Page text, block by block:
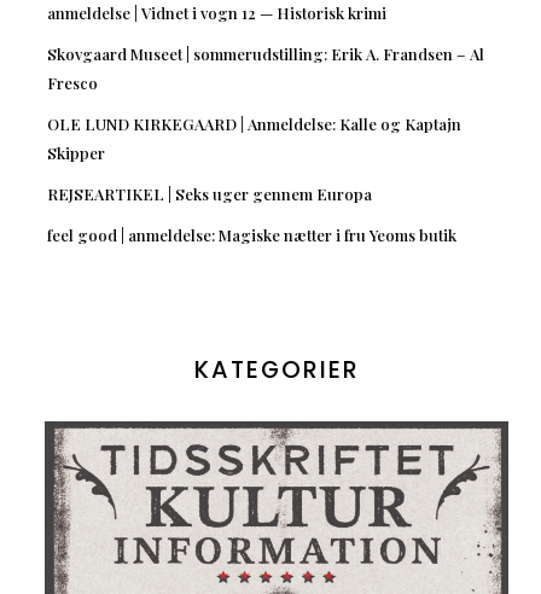
anmeldelse | Vidnet i vogn 12 — Historisk krimi
Skovgaard Museet | sommerudstilling: Erik A. Frandsen – Al
Fresco
OLE LUND KIRKEGAARD | Anmeldelse: Kalle og Kaptajn
Skipper
REJSEARTIKEL | Seks uger gennem Europa
feel good | anmeldelse: Magiske nætter i fru Yeoms butik
KATEGORIER